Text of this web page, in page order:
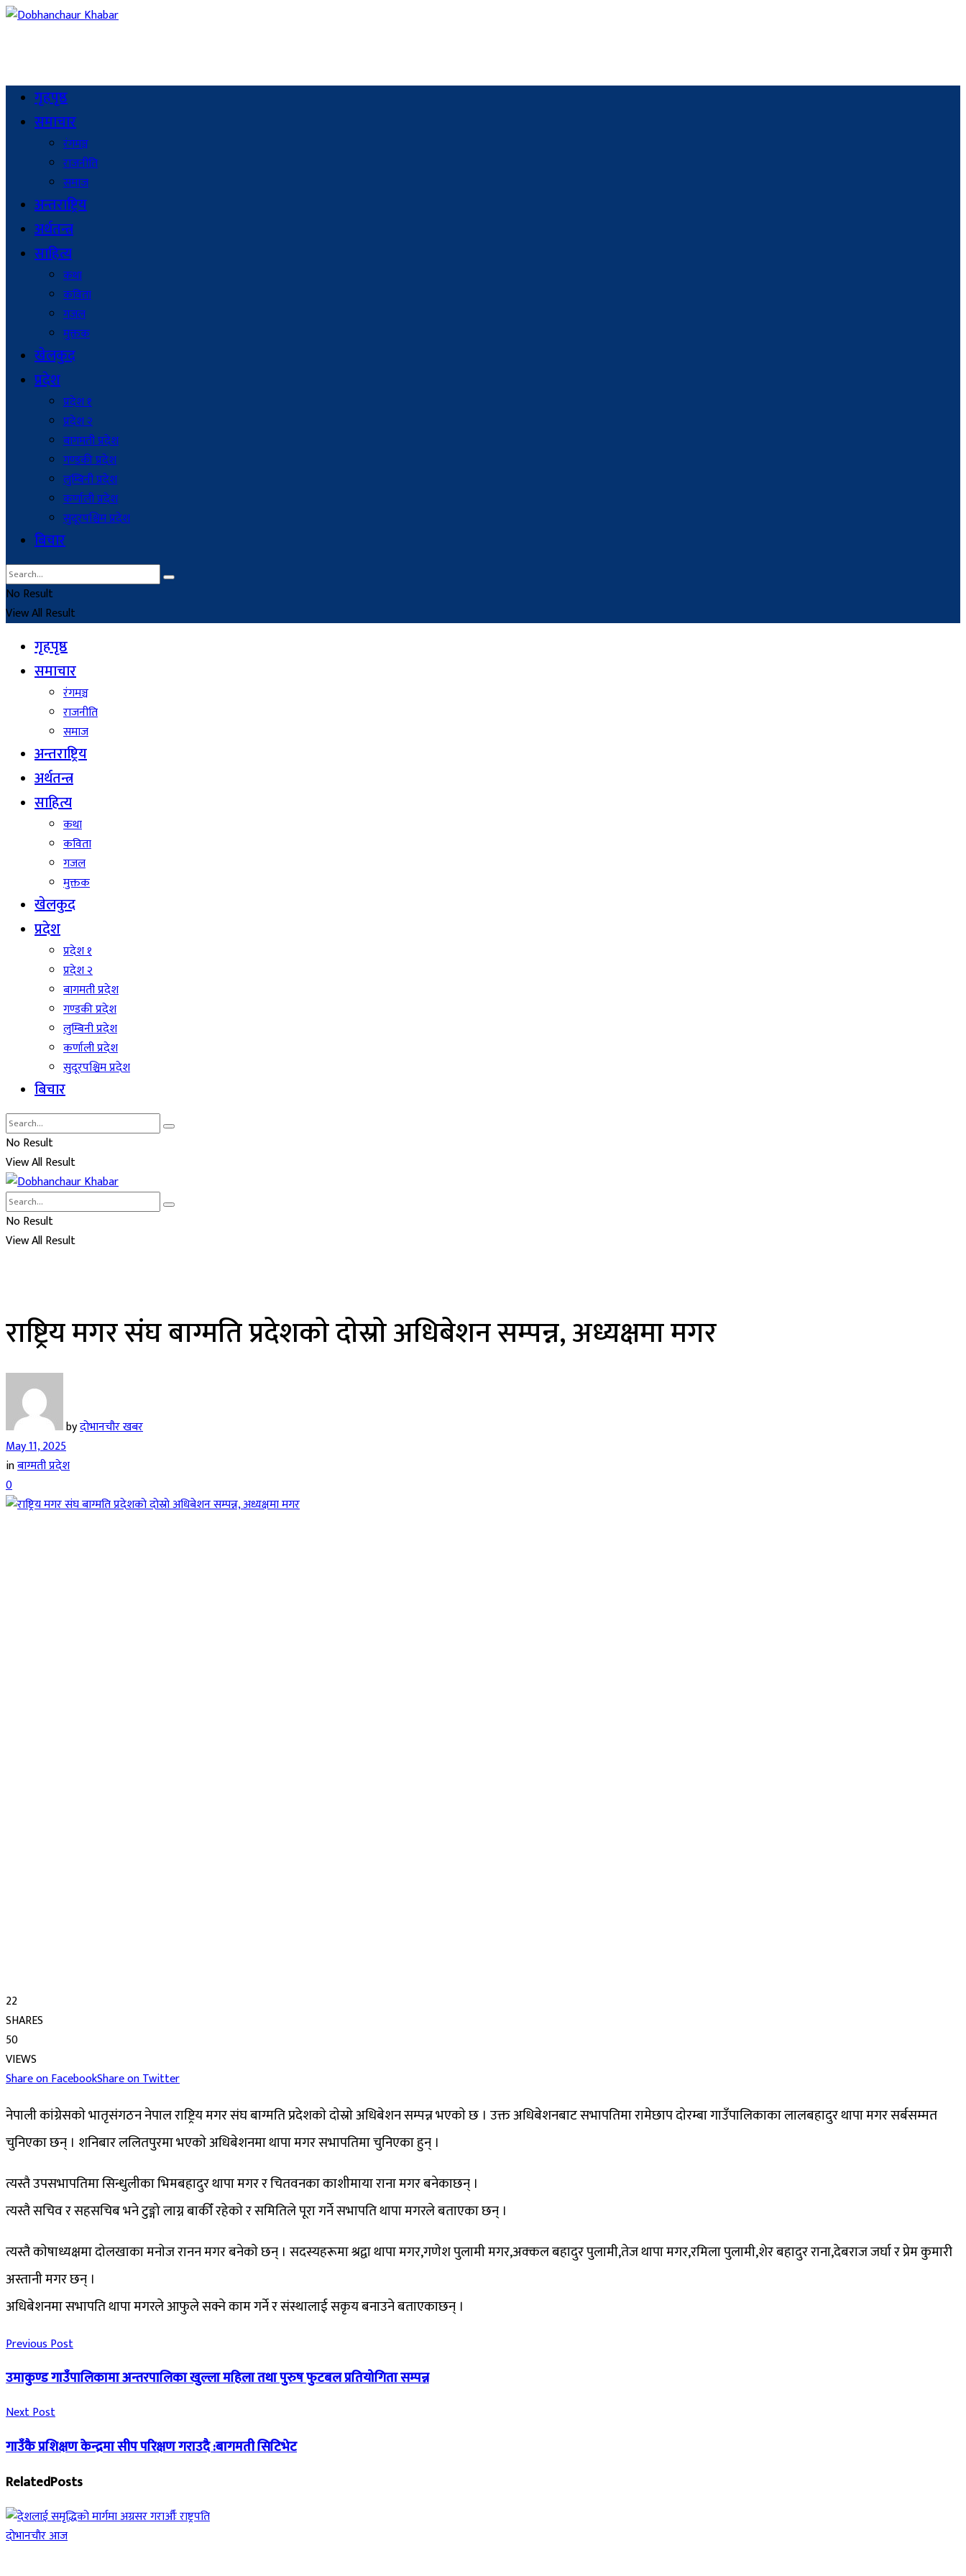
गृहपृष्ठ
समाचार
रंगमञ्च
राजनीति
समाज
अन्तराष्ट्रिय
अर्थतन्त्र
साहित्य
कथा
कविता
गजल
मुक्तक
खेलकुद
प्रदेश
प्रदेश १
प्रदेश २
बागमती प्रदेश
गण्डकी प्रदेश
लुम्बिनी प्रदेश
कर्णाली प्रदेश
सुदूरपश्चिम प्रदेश
बिचार
No Result
View All Result
गृहपृष्ठ
समाचार
रंगमञ्च
राजनीति
समाज
अन्तराष्ट्रिय
अर्थतन्त्र
साहित्य
कथा
कविता
गजल
मुक्तक
खेलकुद
प्रदेश
प्रदेश १
प्रदेश २
बागमती प्रदेश
गण्डकी प्रदेश
लुम्बिनी प्रदेश
कर्णाली प्रदेश
सुदूरपश्चिम प्रदेश
बिचार
No Result
View All Result
No Result
View All Result
राष्ट्रिय मगर संघ बाग्मति प्रदेशकाे दाेस्राे अधिबेशन सम्पन्न, अध्यक्षमा मगर
byदोभानचौर खबर
May 11, 2025
inबाग्मती प्रदेश
0
22
SHARES
50
VIEWS
Share on FacebookShare on Twitter
नेपाली कांग्रेसकाे भातृसंगठन नेपाल राष्ट्रिय मगर संघ बाग्मति प्रदेशकाे दाेस्राे अधिबेशन सम्पन्न भएकाे छ । उक्त अधिबेशनबाट सभापतिमा रामेछाप दाेरम्बा गाउँपालिकाका लालबहादुर थापा मगर सर्बसम्मत
चुनिएका छन् । शनिबार ललितपुरमा भएकाे अधिबेशनमा थापा मगर सभापतिमा चुनिएका हुन् ।
त्यस्तै उपसभापतिमा सिन्धुलीका भिमबहादुर थापा मगर र चितवनका काशीमाया राना मगर बनेकाछन् ।
त्यस्तै सचिव र सहसचिब भने टुङ्गो लाग्न बाकीँ रहेकाे र समितिले पूरा गर्ने सभापति थापा मगरले बताएका छन् ।
त्यस्तै काेषाध्यक्षमा दाेलखाका मनाेज रानन मगर बनेकाे छन् । सदस्यहरूमा श्रद्वा थापा मगर,गणेश पुलामी मगर,अक्कल बहादुर पुलामी,तेज थापा मगर,रमिला पुलामी,शेर बहादुर राना,देबराज जर्घा र प्रेम कुमारी
अस्तानी मगर छन् ।
अधिबेशनमा सभापति थापा मगरले आफुले सक्ने काम गर्ने र संस्थालाई सकृय बनाउने बताएकाछन् ।
Previous Post
उमाकुण्ड गाउँपालिकामा अन्तरपालिका खुल्ला महिला तथा पुरुष फुटबल प्रतियोगिता सम्पन्न
Next Post
गाउँकै प्रशिक्षण केन्द्रमा सीप परिक्षण गराउदै :बागमती सिटिभेट
RelatedPosts
दाेभानचाैर आज